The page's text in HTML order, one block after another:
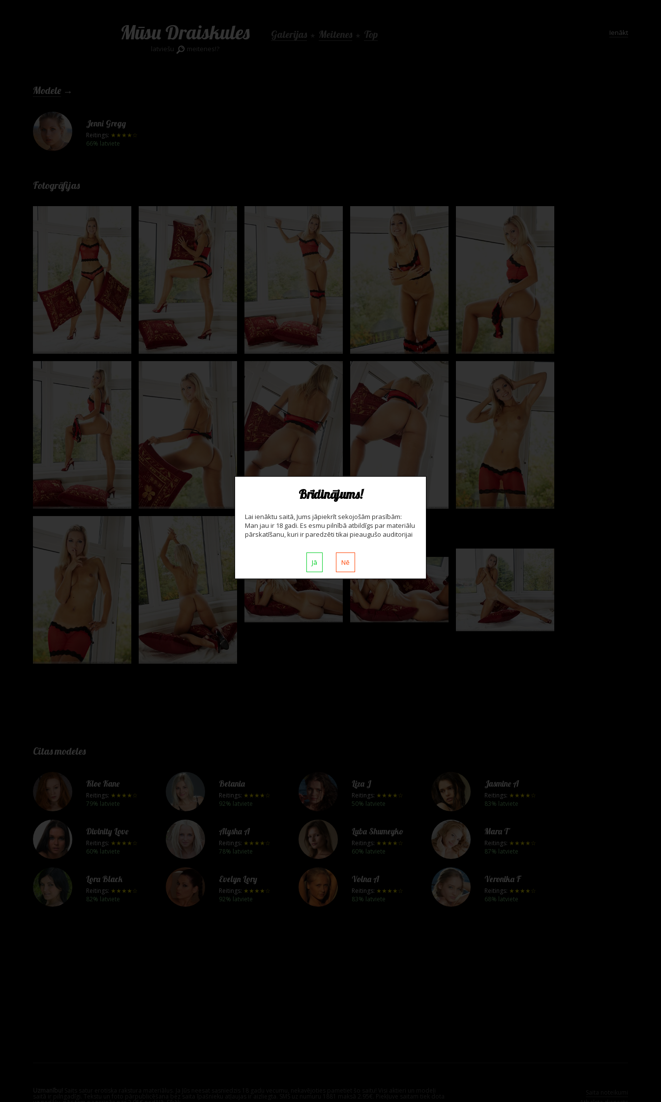
Brīdinājums!
Lai ienāktu saitā, Jums jāpiekrīt sekojošām prasībām:
Man jau ir 18 gadi. Es esmu pilnībā atbildīgs par materiālu
pārskatīšanu, kuri ir paredzēti tikai pieaugušo auditorijai
Jā Nē
Mūsu Draiskules
latviešu meitenes!?
Galerijas Meitenes Top Ienākt
Modele →
Jenni Gregg
Reitings: ★★★★☆
66% latviete
Fotogrāfijas
Citas modeles
Kloe Kane
Reitings: ★★★★☆
79% latviete
Betania
Reitings: ★★★★☆
92% latviete
Liza J
Reitings: ★★★★☆
50% latviete
Jasmine A
Reitings: ★★★★☆
83% latviete
Divinity Love
Reitings: ★★★★☆
60% latviete
Alysha A
Reitings: ★★★★☆
78% latviete
Luba Shumeyko
Reitings: ★★★★☆
60% latviete
Mara T
Reitings: ★★★★☆
87% latviete
Lora Black
Reitings: ★★★★☆
82% latviete
Evelyn Lory
Reitings: ★★★★☆
92% latviete
Volna A
Reitings: ★★★★☆
83% latviete
Veronika F
Reitings: ★★★★☆
68% latviete